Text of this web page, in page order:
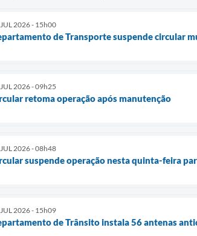
2026 - 15h00
de Transporte suspende circular
2026 - 09h25
retoma operação após manutenção
2026 - 08h48
suspende operação nesta quinta-feira
2026 - 15h09
de Trânsito instala 56 antenas